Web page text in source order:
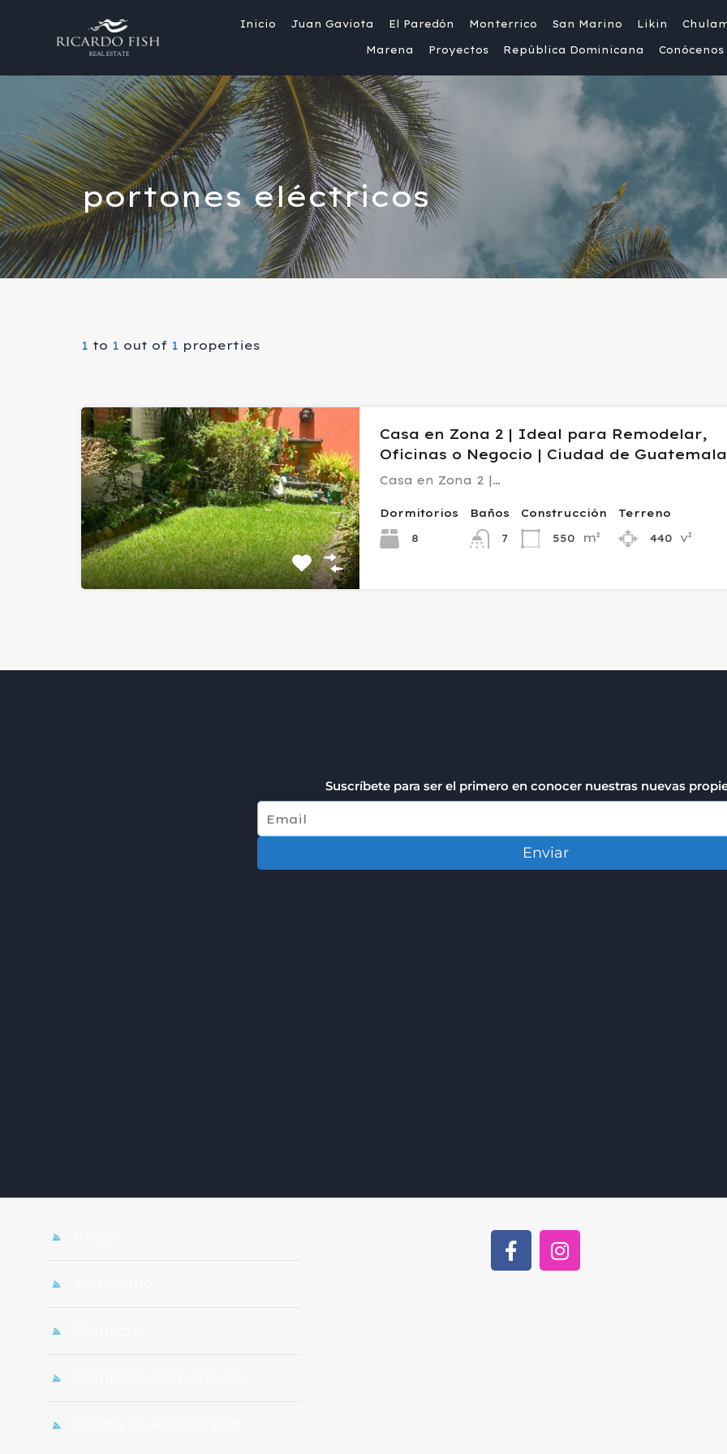
Inicio Juan Gaviota El Paredón Monterrico San Marino Likin
Marena Proyectos República Dominicana Conócenos
portones eléctricos
1 to 1 out of 1 properties
Casa en Zona 2 | Ideal para Remodelar,
Oficinas o Negocio | Ciudad de Guatemala
Casa en Zona 2 |…
Dormitorios
8
Baños
7
Construcción
550
m²
Terreno
440
v²
Suscríbete para ser el primero en conocer nuestras nuevas
Enviar